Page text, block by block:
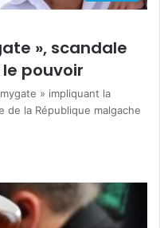
», scandale
pouvoir
» impliquant la
la République malgache